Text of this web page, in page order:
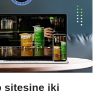
sitesine iki